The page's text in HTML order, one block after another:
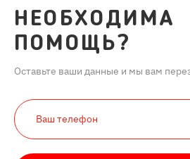
НЕОБХОДИМА
ПОМОЩЬ?
Оставьте ваши данные и мы вам